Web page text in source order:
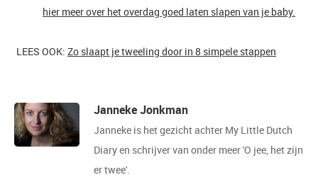
hier meer over het overdag goed laten slapen van je baby.
LEES OOK: Zo slaapt je tweeling door in 8 simpele stappen
Janneke Jonkman
Janneke is het gezicht achter My Little Dutch
Diary en schrijver van onder meer 'O jee, het zijn
er twee'.